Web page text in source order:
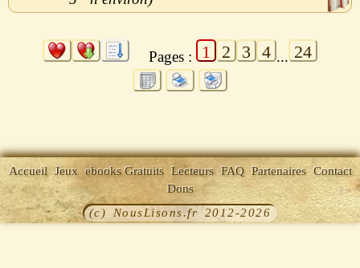
Pages : 1 2 3 4 ... 24
Accueil Jeux ebooks Gratuits Lecteurs FAQ Partenaires Contact
Dons
(c) NousLisons.fr 2012-2026